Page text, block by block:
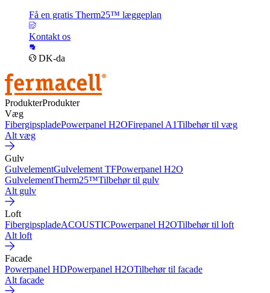
Få en gratis Therm25™ læggeplan
Kontakt os
DK-da
ProdukterProdukter
Væg
FibergipspladePowerpanel H2OFirepanel A1Tilbehør til væg
Alt væg
Gulv
GulvelementGulvelement TFPowerpanel H2O
GulvelementTherm25™Tilbehør til gulv
Alt gulv
Loft
FibergipspladeACOUSTICPowerpanel H2OTilbehør til loft
Alt loft
Facade
Powerpanel HDPowerpanel H2OTilbehør til facade
Alt facade